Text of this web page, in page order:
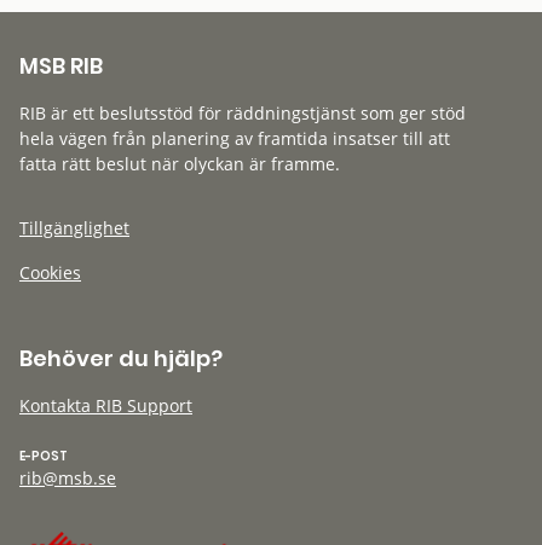
MSB RIB
RIB är ett beslutsstöd för räddningstjänst som ger stöd
hela vägen från planering av framtida insatser till att
fatta rätt beslut när olyckan är framme.
Tillgänglighet
Cookies
Behöver du hjälp?
Kontakta RIB Support
E-POST
rib@msb.se